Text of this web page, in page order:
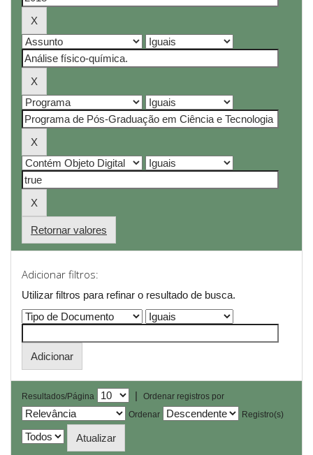
Retornar valores
Adicionar filtros:
Utilizar filtros para refinar o resultado de busca.
Resultados/Página |
Ordenar registros por
Ordenar
Registro(s)